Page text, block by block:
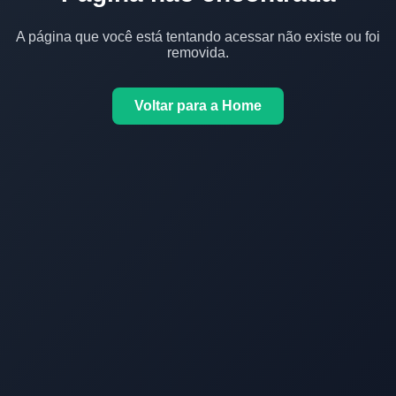
A página que você está tentando acessar não existe ou foi
removida.
Voltar para a Home